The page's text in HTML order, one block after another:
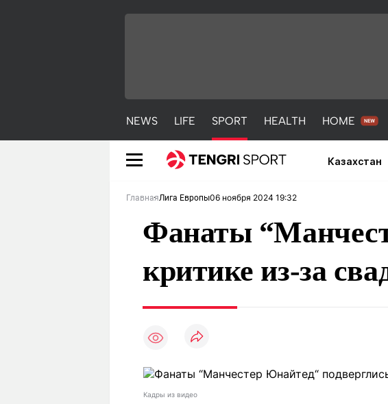
NEWS LIFE SPORT HEALTH HOME
Казахстан
Погода
Рейтинги
Гороскопы
чемпионов
ГлавнаяЛига Европы06 ноября 2024 19:32
Фанаты
критике из-за
Кадры из видео